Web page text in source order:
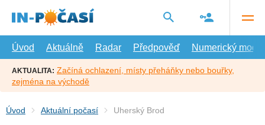
hlavní
Úvod
Aktuálně Radar Předpověď Numerický model
AKTUALITA: Začíná ochlazení, místy přeháňky nebo bouřky,
zejména na východě
Úvod Aktuální počasí Uherský Brod